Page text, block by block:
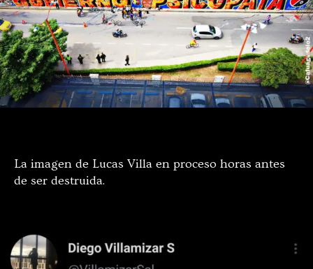
La imagen de Lucas Villa en proceso horas antes
de ser destruida.